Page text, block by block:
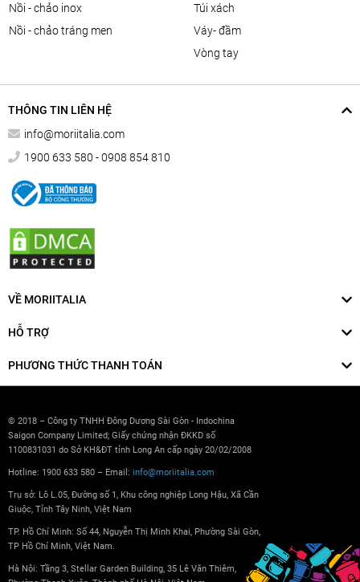
nồi - chảo inox
nồi - chảo tráng men
túi xách
váy- đầm
vòng tay
THÔNG TIN LIÊN HỆ
info@moriitalia.com
1900 633 580 - 0908 854 810
VỀ MORIITALIA
HỖ TRỢ
PHƯƠNG THỨC THANH TOÁN
© 2018 – Công ty TNHH Đông Dương Sài Gòn - Indochina
Saigon Company Limited; Giấy chứng nhận ĐKKD số
1100831031 do Sở KH&ĐT tỉnh Long An cấp ngày 20/02/2008
Hotline: 1900 633 580 – Email: info@moriitalia.com
Trụ sở: Lô L.05, Đường số 1, Khu công nghiệp Long Hậu, Xã Cần
Giuộc, Tỉnh Tây Ninh, Việt Nam
TP. Hồ Chí Minh: Số 44, Nguyễn Thị Minh Khai, Phường Sài Gòn,
TP Hồ Chí Minh, Việt Nam.
Hà Nội: Tầng 3, Stellar Garden Building, 35 Lê Văn Thiêm,